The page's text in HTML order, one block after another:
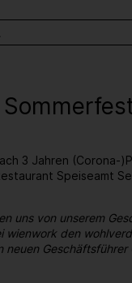
3 Jahren (Corona-
Speiseamt
uns von unserem
wienwork den
neuen